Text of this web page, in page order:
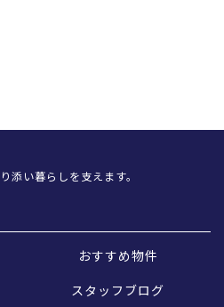
添い暮らしを支えます。
おすすめ物件
スタッフブログ